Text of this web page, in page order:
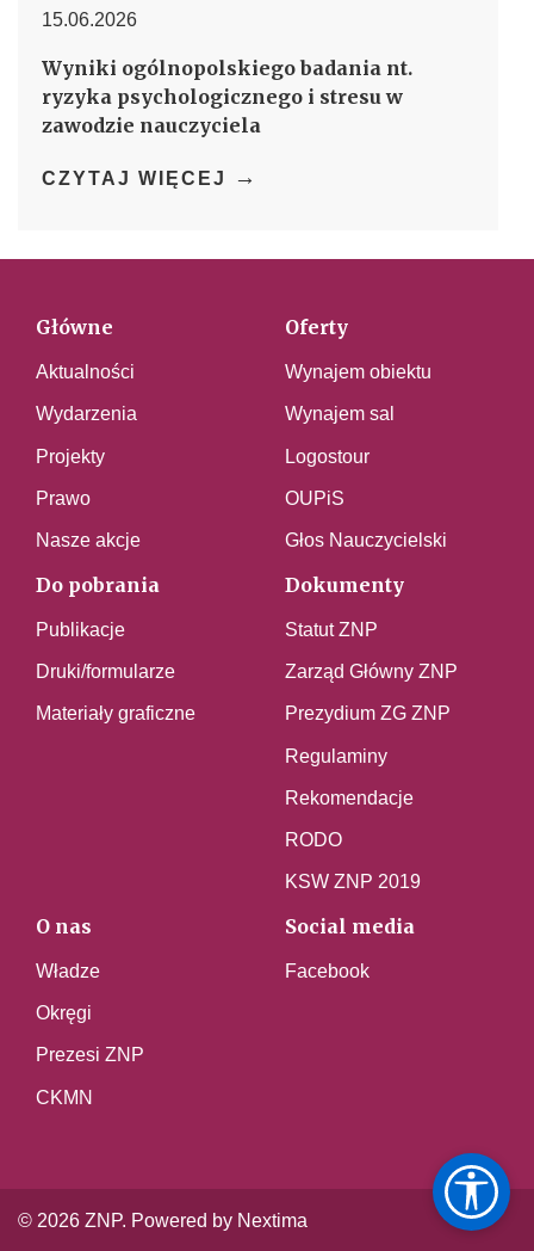
15.06.2026
Wyniki ogólnopolskiego badania nt.
ryzyka psychologicznego i stresu w
zawodzie nauczyciela
CZYTAJ WIĘCEJ →
Główne
Aktualności
Wydarzenia
Projekty
Prawo
Nasze akcje
Oferty
Wynajem obiektu
Wynajem sal
Logostour
OUPiS
Głos Nauczycielski
Do pobrania
Publikacje
Druki/formularze
Materiały graficzne
Dokumenty
Statut ZNP
Zarząd Główny ZNP
Prezydium ZG ZNP
Regulaminy
Rekomendacje
RODO
KSW ZNP 2019
O nas
Władze
Okręgi
Prezesi ZNP
CKMN
Social media
Facebook
© 2026 ZNP. Powered by Nextima